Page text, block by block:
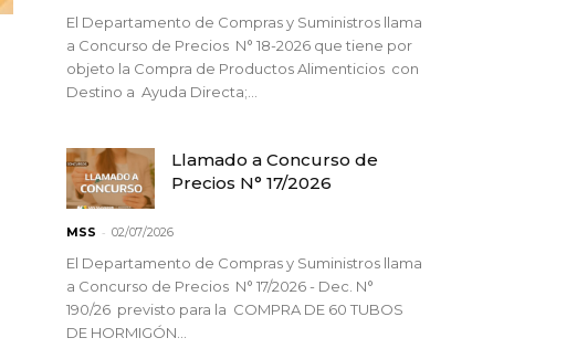
El Departamento de Compras y Suministros llama
a Concurso de Precios N° 18-2026 que tiene por
objeto la Compra de Productos Alimenticios con
Destino a Ayuda Directa;...
Llamado a Concurso de
Precios N° 17/2026
MSS - 02/07/2026
El Departamento de Compras y Suministros llama
a Concurso de Precios N° 17/2026 - Dec. N°
190/26 previsto para la COMPRA DE 60 TUBOS
DE HORMIGÓN...